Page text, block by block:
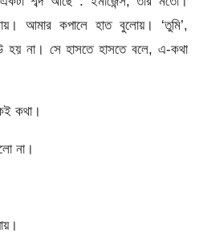
আমার কপালে হাত বুলোয়। ‘তুমি’,
হয় না। সে হাসতে হাসতে বলে, এ-কথা
কথা।
না।